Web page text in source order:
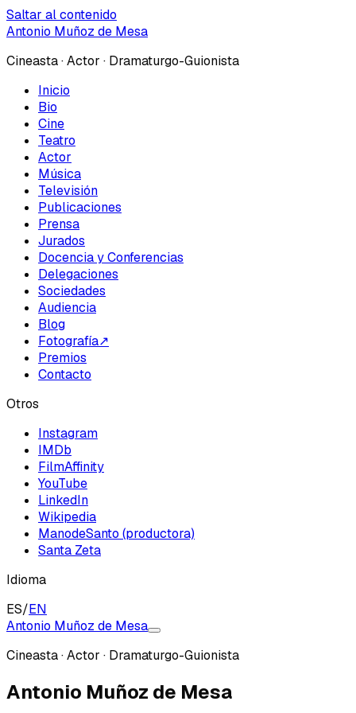
Saltar al contenido
Antonio Muñoz de Mesa
Cineasta · Actor · Dramaturgo-Guionista
Inicio
Bio
Cine
Teatro
Actor
Música
Televisión
Publicaciones
Prensa
Jurados
Docencia y Conferencias
Delegaciones
Sociedades
Audiencia
Blog
Fotografía↗
Premios
Contacto
Otros
Instagram
IMDb
FilmAffinity
YouTube
LinkedIn
Wikipedia
ManodeSanto (productora)
Santa Zeta
Idioma
ES/EN
Antonio Muñoz de Mesa
Cineasta · Actor · Dramaturgo-Guionista
Antonio Muñoz de Mesa